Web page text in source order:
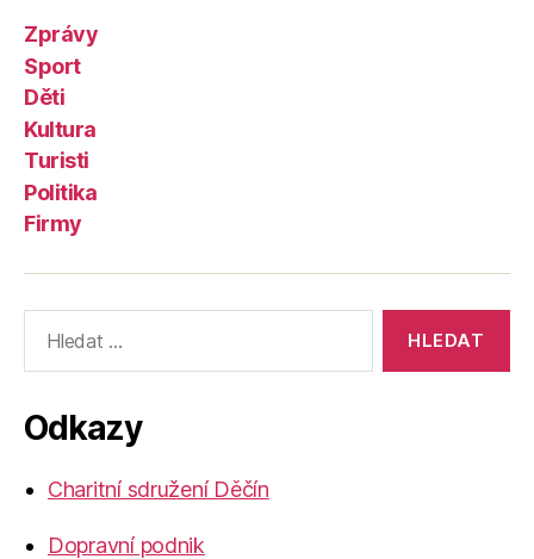
Zprávy
Sport
Děti
Kultura
Turisti
Politika
Firmy
vyhledávání:
Odkazy
Charitní sdružení Děčín
Dopravní podnik